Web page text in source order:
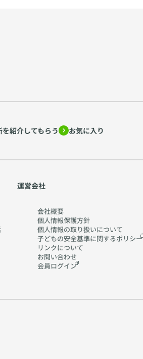
紹介してもらう お気に入り
運営会社
会社概要
個人情報保護方針
個人情報の取り扱いについて
子どもの安全基準に関するポリシー
リンクについて
お問い合わせ
会員ログイン